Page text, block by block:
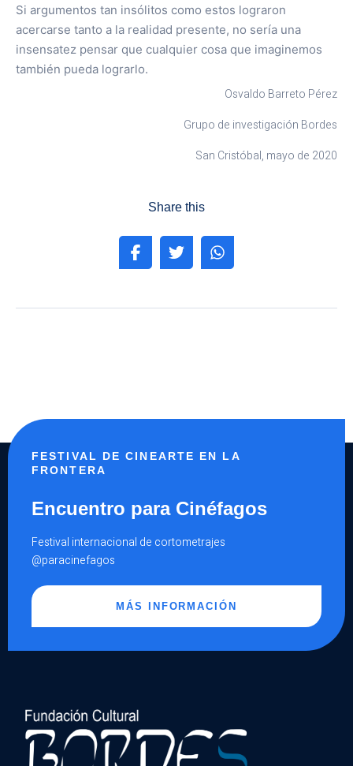
Si argumentos tan insólitos como estos lograron
acercarse tanto a la realidad presente, no sería una
insensatez pensar que cualquier cosa que imaginemos
también pueda lograrlo.
Osvaldo Barreto Pérez
Grupo de investigación Bordes
San Cristóbal, mayo de 2020
Share this
FESTIVAL DE CINEARTE EN LA
FRONTERA
Encuentro para Cinéfagos
Festival internacional de cortometrajes
@paracinefagos
MÁS INFORMACIÓN